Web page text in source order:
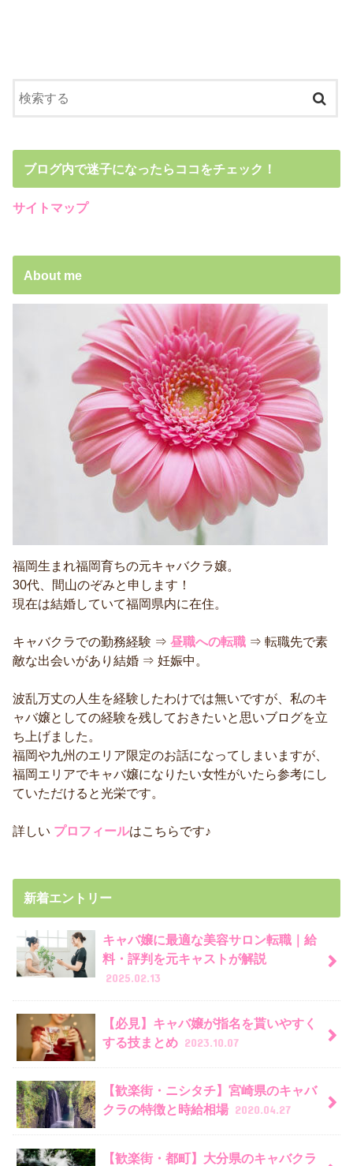
ブログ内で迷子になったらココをチェック！
サイトマップ
About me
福岡生まれ福岡育ちの元キャバクラ嬢。
30代、間山のぞみと申します！
現在は結婚していて福岡県内に在住。
キャバクラでの勤務経験 ⇒昼職への転職 ⇒ 転職先で素
敵な出会いがあり結婚 ⇒ 妊娠中。
波乱万丈の人生を経験したわけでは無いですが、私のキ
ャバ嬢としての経験を残しておきたいと思いブログを立
ち上げました。
福岡や九州のエリア限定のお話になってしまいますが、
福岡エリアでキャバ嬢になりたい女性がいたら参考にし
ていただけると光栄です。
詳しい プロフィールはこちらです♪
新着エントリー
キャバ嬢に最適な美容サロン転職｜給
料・評判を元キャストが解説
2025.02.13
【必見】キャバ嬢が指名を貰いやすく
する技まとめ 2023.10.07
【歓楽街・ニシタチ】宮崎県のキャバ
クラの特徴と時給相場 2020.04.27
【歓楽街・都町】大分県のキャバクラ